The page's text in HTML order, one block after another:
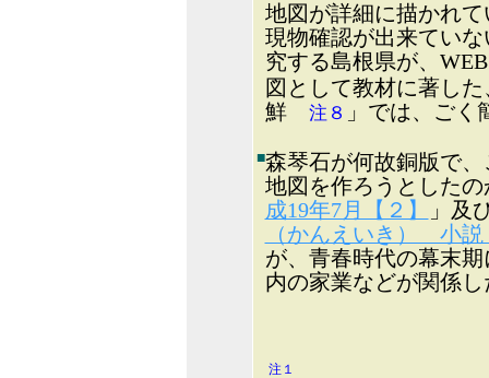
地図が詳細に描かれ
現物確認が出来てい
究する島根県が、
図として教材に著し
鮮
注８ 」では、ごく
■森琴石が何故銅版で
地図を作ろうとした
成19年7月【２】
」及
（かんえいき） 小
が、青春時代の幕末
内の家業などが関係
注１